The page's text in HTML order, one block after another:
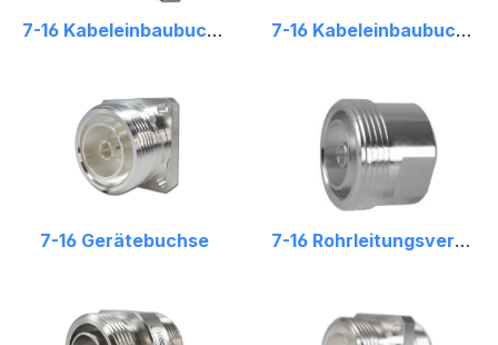
7-16 Kabeleinbaubuchse mit Flansch 7-16 Kabeleinbaubuchse mit Flansch Crimp
7-16 Gerätebuchse 7-16 Rohrleitungsverbinder